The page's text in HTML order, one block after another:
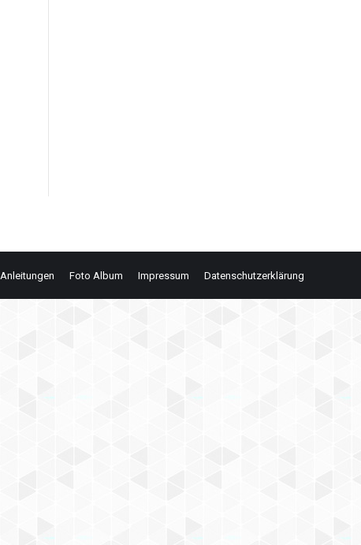
Anleitungen Foto Album Impressum Datenschutzerklärung